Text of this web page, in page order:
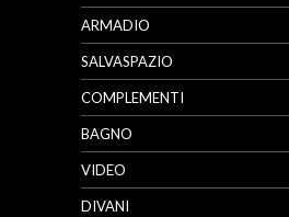
ARMADIO
SALVASPAZIO
COMPLEMENTI
BAGNO
VIDEO
DIVANI